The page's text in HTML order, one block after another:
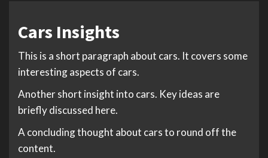
Cars Insights
This is a short paragraph about cars. It covers some
interesting aspects of cars.
Another short insight into cars. Key ideas are
briefly discussed here.
A concluding thought about cars to round off the
content.